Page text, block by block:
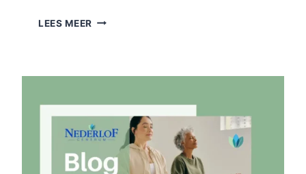
LEES MEER SUPPLEMENTEN
HET
VAN
CORONAVIRUS
(COVID-
19)